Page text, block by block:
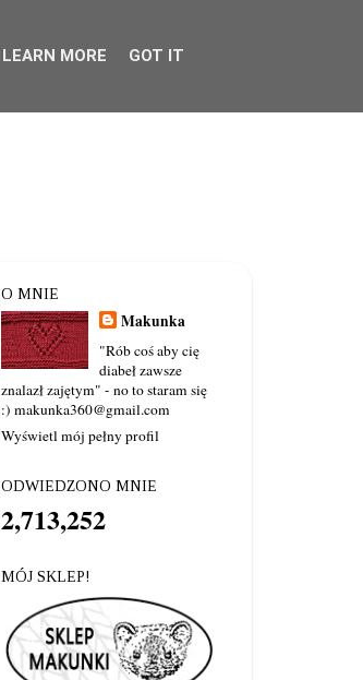
O MNIE
Makunka
"Rób coś aby cię
diabeł zawsze
znalazł zajętym" - no to staram się
:) makunka360@gmail.com
Wyświetl mój pełny profil
ODWIEDZONO MNIE
2,713,252
MÓJ SKLEP!
LEARN MORE GOT IT